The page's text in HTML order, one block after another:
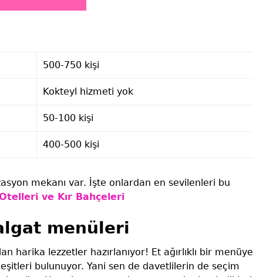
500-750 kişi
Kokteyl hizmeti yok
50-100 kişi
400-500 kişi
mekanı var. İşte onlardan en sevilenleri bu
ve Kır Bahçeleri
menüleri
harika lezzetler hazırlanıyor! Et ağırlıklı bir menüye
bulunuyor. Yani sen de davetlilerin de seçim